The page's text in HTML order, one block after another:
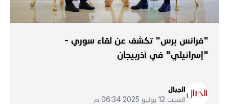
"فرانس برس" تكشف عن لقاء سوري -
"إسرائيلي" في أذربيجان
الجبال
السبت 12 يوليو 2025 06:34 م